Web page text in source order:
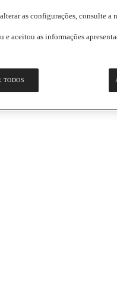
as configurações, consulte a
aceitou as informações
TODOS